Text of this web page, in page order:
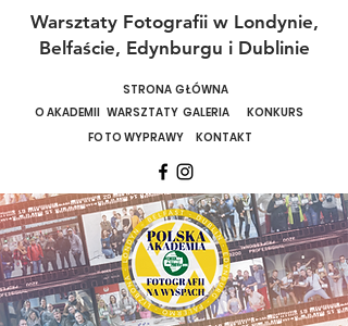
Warsztaty Fotografii w Londynie,
Belfaście, Edynburgu i Dublinie
STRONA GŁÓWNA
O AKADEMII WARSZTATY GALERIA
KONKURS
FOTO WYPRAWY
KONTAKT